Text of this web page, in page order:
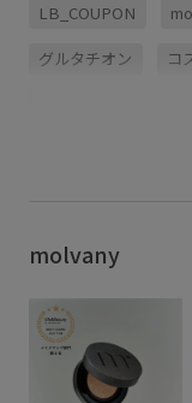
LB_COUPON
グルタチオン コ
紫外線対策
molvany